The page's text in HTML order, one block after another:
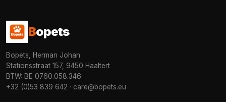
Bopets
Bopets, Herman Johan
Stationsstraat 157, 9450 Haaltert
BTW: BE 0760.058.346
+32 (0)53 839 642 · care@bopets.eu